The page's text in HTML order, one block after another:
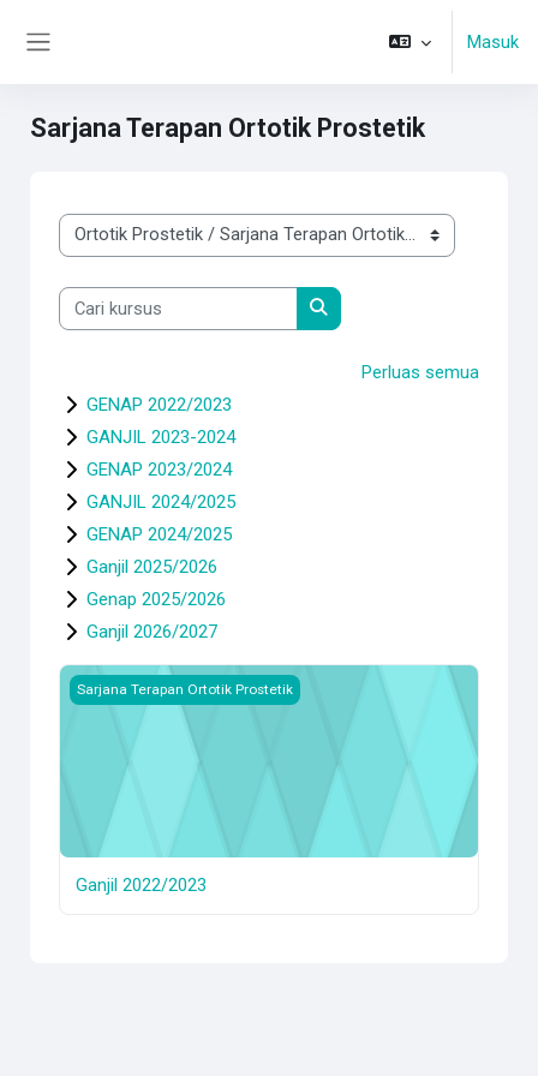
Masuk
Sarjana Terapan Ortotik Prostetik
Kategori kursus
Cari kursus
Cari kursus
Perluas semua
GENAP 2022/2023
GANJIL 2023-2024
GENAP 2023/2024
GANJIL 2024/2025
GENAP 2024/2025
Ganjil 2025/2026
Genap 2025/2026
Ganjil 2026/2027
Ganjil 2022/2023
Sarjana Terapan Ortotik Prostetik
Ganjil 2022/2023